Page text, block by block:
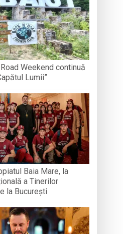
momente
Weekend continuă
Lumii”
Baia Mare, la
a Tinerilor
la București